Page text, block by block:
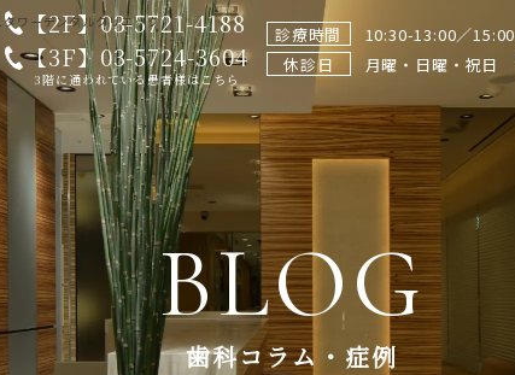
ワーデンタルクリニック
【2F】03-5721-4188
【3F】03-5724-3604
3階に通われている患者様はこちら
診療時間
10:30-13:00／
休診日
月曜・日曜・祝日
BLOG
歯科コラム・症例